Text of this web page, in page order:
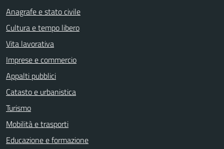
Anagrafe e stato civile
Cultura e tempo libero
Vita lavorativa
Imprese e commercio
Appalti pubblici
Catasto e urbanistica
Turismo
Mobilità e trasporti
Educazione e formazione